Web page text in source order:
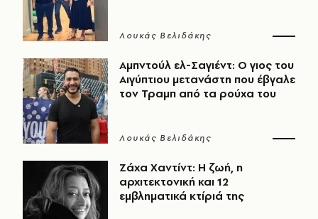
Λουκάς Βελιδάκης
Αμπντούλ ελ-Σαγιέντ: Ο γιος του
Αιγύπτιου μετανάστη που έβγαλε
τον Τραμπ από τα ρούχα του
Λουκάς Βελιδάκης
Ζάχα Χαντίντ: Η ζωή, η
αρχιτεκτονική και 12
εμβληματικά κτίριά της